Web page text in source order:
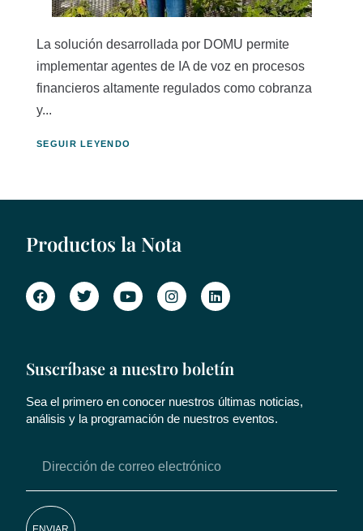
La solución desarrollada por DOMU permite
implementar agentes de IA de voz en procesos
financieros altamente regulados como cobranza
y...
SEGUIR LEYENDO
Productos la Nota
Suscríbase a nuestro boletín
Sea el primero en conocer nuestros últimas noticias,
análisis y la programación de nuestros eventos.